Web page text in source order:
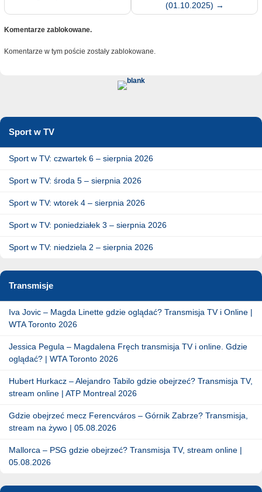
(01.10.2025) →
Komentarze zablokowane.
Komentarze w tym poście zostały zablokowane.
Sport w TV
Sport w TV: czwartek 6 – sierpnia 2026
Sport w TV: środa 5 – sierpnia 2026
Sport w TV: wtorek 4 – sierpnia 2026
Sport w TV: poniedziałek 3 – sierpnia 2026
Sport w TV: niedziela 2 – sierpnia 2026
Transmisje
Iva Jovic – Magda Linette gdzie oglądać? Transmisja TV i Online |
WTA Toronto 2026
Jessica Pegula – Magdalena Fręch transmisja TV i online. Gdzie
oglądać? | WTA Toronto 2026
Hubert Hurkacz – Alejandro Tabilo gdzie obejrzeć? Transmisja TV,
stream online | ATP Montreal 2026
Gdzie obejrzeć mecz Ferencváros – Górnik Zabrze? Transmisja,
stream na żywo | 05.08.2026
Mallorca – PSG gdzie obejrzeć? Transmisja TV, stream online |
05.08.2026